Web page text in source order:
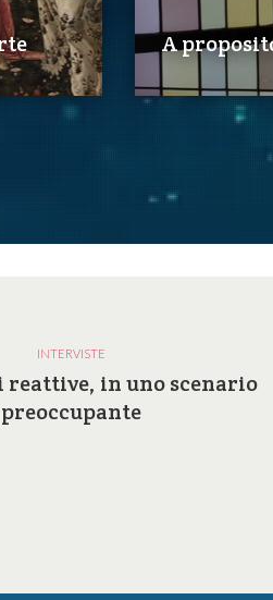
A
INTERVISTE
reattive, in uno scenario
preoccupante